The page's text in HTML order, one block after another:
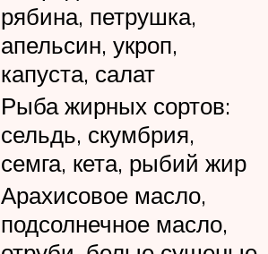
рябина, петрушка,
апельсин, укроп,
капуста, салат
Рыба жирных сортов:
сельдь, скумбрия,
семга, кета, рыбий жир
Арахисовое масло,
подсолнечное масло,